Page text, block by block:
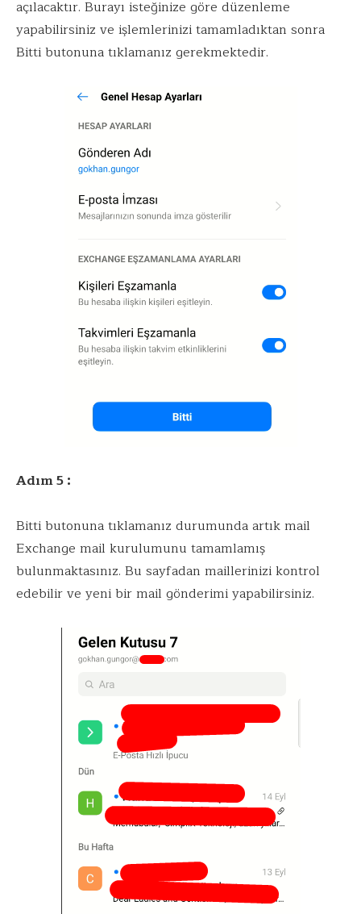
açılacaktır. Burayı isteğinize göre düzenleme
yapabilirsiniz ve işlemlerinizi tamamladıktan sonra
Bitti butonuna tıklamanız gerekmektedir.
Adım 5 :
Bitti butonuna tıklamanız durumunda artık mail
Exchange mail kurulumunu tamamlamış
bulunmaktasınız. Bu sayfadan maillerinizi kontrol
edebilir ve yeni bir mail gönderimi yapabilirsiniz.